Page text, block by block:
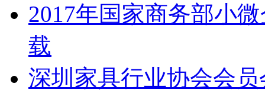
2017年国家商务部小
载
深圳家具行业协会会